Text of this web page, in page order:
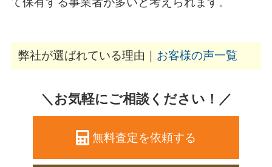
弊社が選ばれている理由｜ お客様の声一覧
＼お気軽にご相談ください！／
無料査定を依頼する